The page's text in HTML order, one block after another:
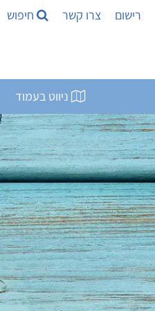
רישום צרו קשר חיפוש
ניווט בעמוד